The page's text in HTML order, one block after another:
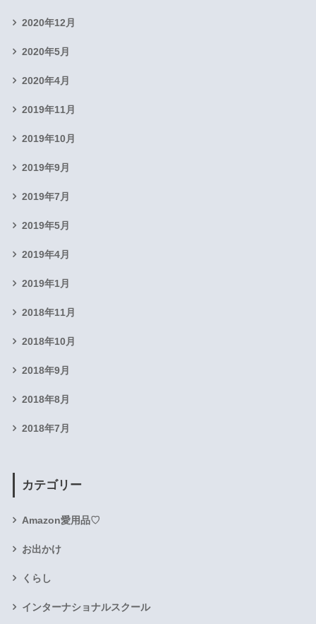
2020年12月
2020年5月
2020年4月
2019年11月
2019年10月
2019年9月
2019年7月
2019年5月
2019年4月
2019年1月
2018年11月
2018年10月
2018年9月
2018年8月
2018年7月
カテゴリー
Amazon愛用品♡
お出かけ
くらし
インターナショナルスクール